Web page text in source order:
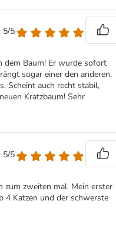
5/5
dem Baum! Er wurde sofort
sogar einer den anderen.
Scheint auch recht stabil,
Kratzbaum! Sehr
5/5
zum zweiten mal. Mein erster
4 Katzen und der schwerste